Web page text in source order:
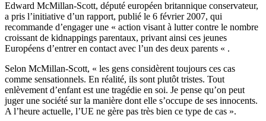
Edward McMillan-Scott, député européen britannique conservateur,
a pris l’initiative d’un rapport, publié le 6 février 2007, qui
recommande d’engager une « action visant à lutter contre le nombre
croissant de kidnappings parentaux, privant ainsi ces jeunes
Européens d’entrer en contact avec l’un des deux parents « .
Selon McMillan-Scott, « les gens considèrent toujours ces cas
comme sensationnels. En réalité, ils sont plutôt tristes. Tout
enlèvement d’enfant est une tragédie en soi. Je pense qu’on peut
juger une société sur la manière dont elle s’occupe de ses innocents.
A l’heure actuelle, l’UE ne gère pas très bien ce type de cas ».